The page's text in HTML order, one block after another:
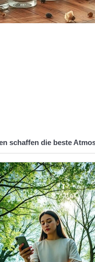
schaffen die beste